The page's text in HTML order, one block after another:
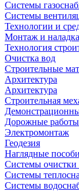
Системы
Системы
Технологии и
Монтаж и
Технология
Очистка вод
Строительные
Архитектура
Архитектура
Cтроительная
Дорожные работы
Электромонтаж
Геодезия
Наглядные
Системы
Системы
Системы